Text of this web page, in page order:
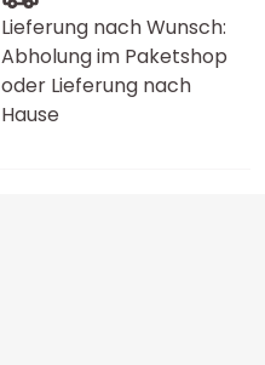
Lieferung nach Wunsch:
Abholung im Paketshop
oder Lieferung nach
Hause